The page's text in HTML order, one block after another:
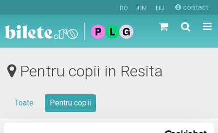
RO EN HU contact
Pentru copii in Resita
Toate Pentru copii